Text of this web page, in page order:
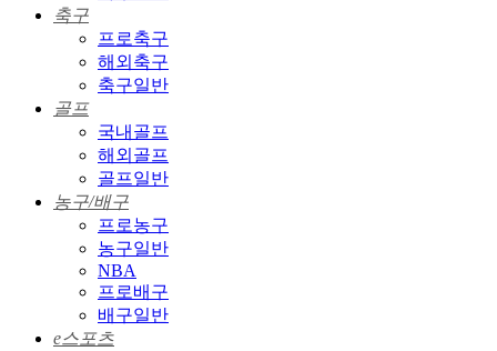
축구
프로축구
해외축구
축구일반
골프
국내골프
해외골프
골프일반
농구/배구
프로농구
농구일반
NBA
프로배구
배구일반
e스포츠